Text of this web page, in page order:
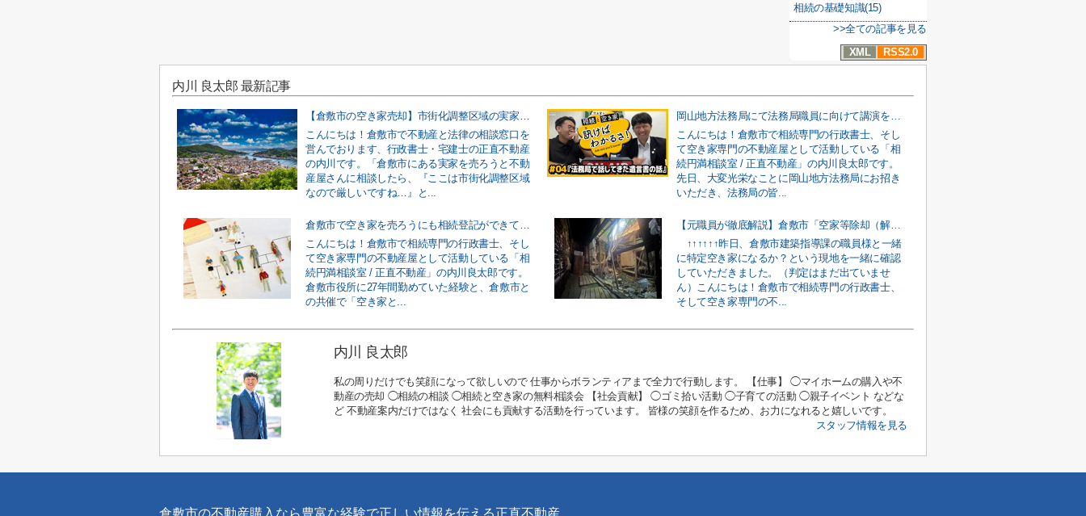
相続の基礎知識(15)
>>全ての記事を見る
XML
RSS2.0
内川 良太郎 最新記事
【倉敷市の空き家売却】市街化調整区域の実家は要注意！売れ方の違いと「瑕疵担保責任」のリスクをプロが徹底解説
こんにちは！倉敷市で不動産と法律の相談窓口を
営んでおります、行政書士・宅建士の正直不動産
の内川です。「倉敷市にある実家を売ろうと不動
産屋さんに相談したら、『ここは市街化調整区域
なので厳しいですね…』と...
岡山地方法務局にて法務局職員に向けて講演をしました！ー倉敷市で空き家のことなら正直不動産へー
こんにちは！倉敷市で相続専門の行政書士、そし
て空き家専門の不動産屋として活動している「相
続円満相談室 / 正直不動産」の内川良太郎です。
先日、大変光栄なことに岡山地方法務局にお招き
いただき、法務局の皆...
倉敷市で空き家を売ろうにも相続登記ができていないと売れない現実！
こんにちは！倉敷市で相続専門の行政書士、そし
て空き家専門の不動産屋として活動している「相
続円満相談室 / 正直不動産」の内川良太郎です。
倉敷市役所に27年間勤めていた経験と、倉敷市と
の共催で「空き家と...
【元職員が徹底解説】倉敷市「空家等除却（解体）事業費補助金」の申請手順と契約前の注意点
↑↑↑↑↑↑昨日、倉敷市建築指導課の職員様と一緒
に特定空き家になるか？という現地を一緒に確認
していただきました。（判定はまだ出ていませ
ん）こんにちは！倉敷市で相続専門の行政書士、
そして空き家専門の不...
内川 良太郎
私の周りだけでも笑顔になって欲しいので 仕事からボランティアまで全力で行動します。 【仕事】 ◯マイホームの購入や不
動産の売却 ◯相続の相談 ◯相続と空き家の無料相談会 【社会貢献】 ◯ゴミ拾い活動 ◯子育ての活動 ◯親子イベント などな
ど 不動産案内だけではなく 社会にも貢献する活動を行っています。 皆様の笑顔を作るため、お力になれると嬉しいです。
スタッフ情報を見る
倉敷市の不動産購入なら豊富な経験で正しい情報を伝える正直不動産